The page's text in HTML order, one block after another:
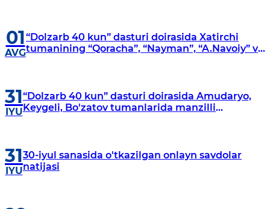
01
AVG
“Dolzarb 40 kun” dasturi doirasida Xatirchi
tumanining “Qoracha”, “Nayman”, “A.Navoiy” va
31
IYU
“Dolzarb 40 kun” dasturi doirasida Amudaryo,
Keygeli, Bo'zatov tumanlarida manzilli
31
IYU
30-iyul sanasida o'tkazilgan onlayn savdolar
natijasi